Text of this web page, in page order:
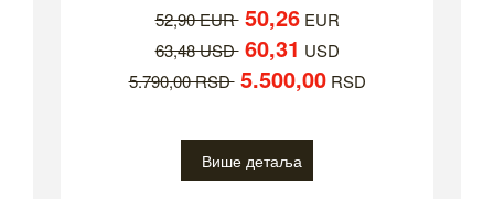
52,90 EUR 50,26EUR
63,48 USD 60,31 USD
5.790,00 RSD 5.500,00RSD
Више детаља